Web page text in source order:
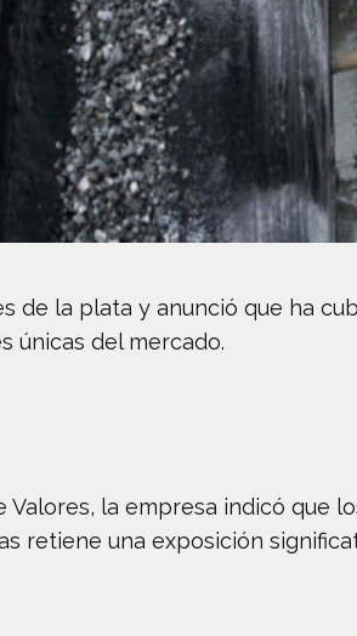
de la plata y anunció que ha
únicas del mercado.
Valores, la empresa indicó que
retiene una exposición